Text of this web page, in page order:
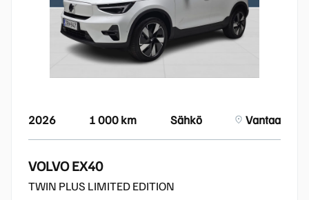
2026 1 000 km Sähkö Vantaa
VOLVO EX40
TWIN PLUS LIMITED EDITION